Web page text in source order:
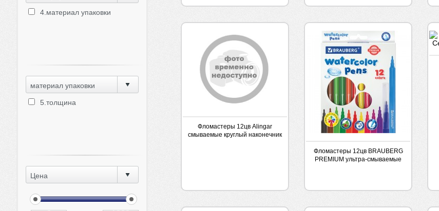
4.материал упаковки
материал упаковки
5.толщина
Цена
Фломастеры 12цв Alingar
смываемые круглый наконечник
Фломастеры 12цв BRAUBERG
PREMIUM ультра-смываемые